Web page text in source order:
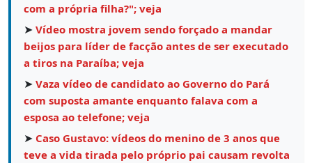
com a própria filha?"; veja
➤ Vídeo mostra jovem sendo forçado a mandar
beijos para líder de facção antes de ser executado
a tiros na Paraíba; veja
➤ Vaza vídeo de candidato ao Governo do Pará
com suposta amante enquanto falava com a
esposa ao telefone; veja
➤ Caso Gustavo: vídeos do menino de 3 anos que
teve a vida tirada pelo próprio pai causam revolta